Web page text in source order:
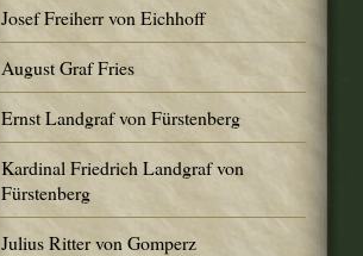
Josef Freiherr von Eichhoff
August Graf Fries
Ernst Landgraf von Fürstenberg
Kardinal Friedrich Landgraf von
Fürstenberg
Julius Ritter von Gomperz